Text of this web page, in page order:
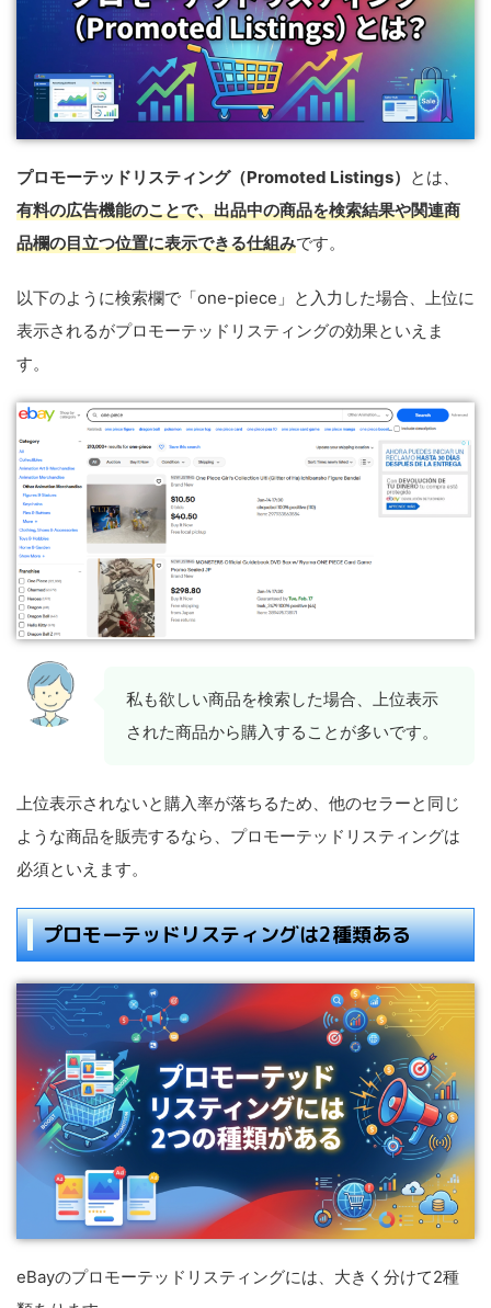
プロモーテッドリスティング（Promoted Listings） とは、
有料の広告機能のことで、出品中の商品を検索結果や関連商
品欄の目立つ位置に表示できる仕組みです。
以下のように検索欄で「one-piece」と入力した場合、上位に
表示されるがプロモーテッドリスティングの効果といえま
す。
私も欲しい商品を検索した場合、上位表示
された商品から購入することが多いです。
上位表示されないと購入率が落ちるため、他のセラーと同じ
ような商品を販売するなら、プロモーテッドリスティングは
必須といえます。
プロモーテッドリスティングは2種類ある
eBayのプロモーテッドリスティングには、大きく分けて2種